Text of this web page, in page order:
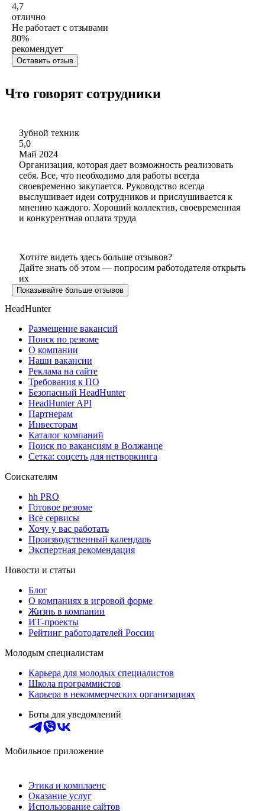
4,7
отлично
Не работает с отзывами
80%
рекомендует
Оставить отзыв
Что говорят сотрудники
Зубной техник
5,0
Май 2024
Организация, которая дает возможность реализовать
себя. Все, что необходимо для работы всегда
своевременно закупается. Руководство всегда
выслушивает идеи сотрудников и прислушивается к
мнению каждого. Хороший коллектив, своевременная
и конкурентная оплата труда
Хотите видеть здесь больше отзывов?
Дайте знать об этом — попросим работодателя открыть
их
Показывайте больше отзывов
HeadHunter
Размещение вакансий
Поиск по резюме
О компании
Наши вакансии
Реклама на сайте
Требования к ПО
Безопасный HeadHunter
HeadHunter API
Партнерам
Инвесторам
Каталог компаний
Поиск по вакансиям в Волжанце
Сетка: соцсеть для нетворкинга
Соискателям
hh PRO
Готовое резюме
Все сервисы
Хочу у вас работать
Производственный календарь
Экспертная рекомендация
Новости и статьи
Блог
О компаниях в игровой форме
Жизнь в компании
ИТ-проекты
Рейтинг работодателей России
Молодым специалистам
Карьера для молодых специалистов
Школа программистов
Карьера в некоммерческих организациях
Боты для уведомлений
Мобильное приложение
Этика и комплаенс
Оказание услуг
Использование сайтов